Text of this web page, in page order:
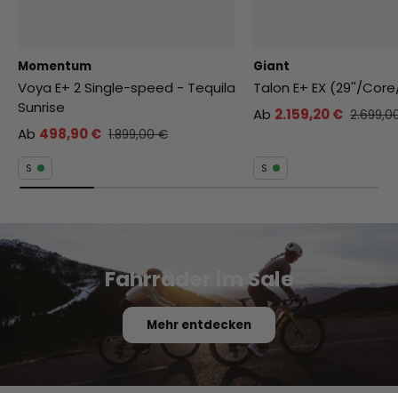
Momentum
Voya E+ 2 Single-speed - Tequila
Sunrise
Ab 498,90 € 1.899,00 €
S
Giant
Talon E+ EX (29''/
Ab 2.159,20 €
S
Fahrräder im Sale
Mehr entdecken